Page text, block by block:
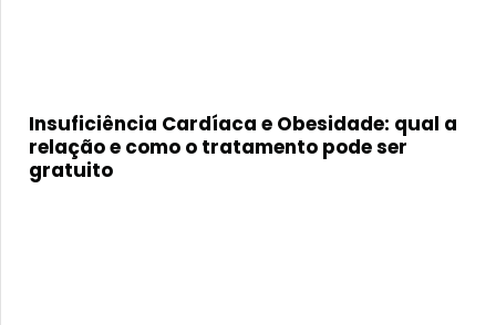
Insuficiência Cardíaca e Obesidade: qual a
relação e como o tratamento pode ser
gratuito